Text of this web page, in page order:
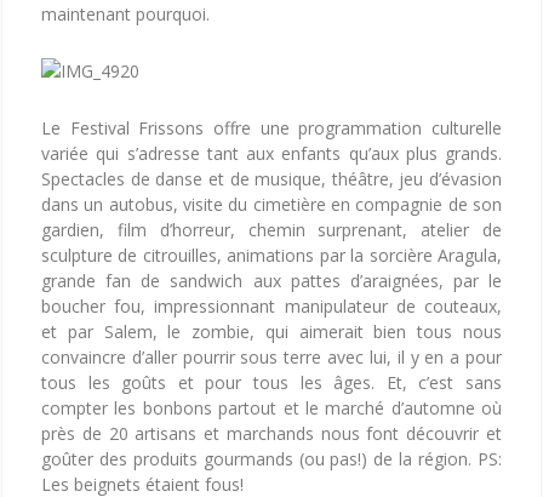
maintenant pourquoi.
Le Festival Frissons offre une programmation culturelle
variée qui s’adresse tant aux enfants qu’aux plus grands.
Spectacles de danse et de musique, théâtre, jeu d’évasion
dans un autobus, visite du cimetière en compagnie de son
gardien, film d’horreur, chemin surprenant, atelier de
sculpture de citrouilles, animations par la sorcière Aragula,
grande fan de sandwich aux pattes d’araignées, par le
boucher fou, impressionnant manipulateur de couteaux,
et par Salem, le zombie, qui aimerait bien tous nous
convaincre d’aller pourrir sous terre avec lui, il y en a pour
tous les goûts et pour tous les âges. Et, c’est sans
compter les bonbons partout et le marché d’automne où
près de 20 artisans et marchands nous font découvrir et
goûter des produits gourmands (ou pas!) de la région. PS:
Les beignets étaient fous!